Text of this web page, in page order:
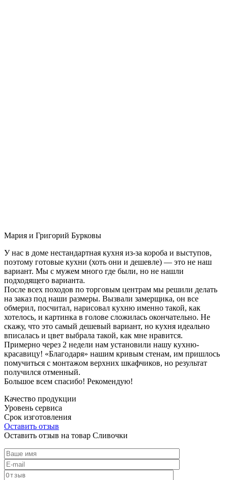
Мария и Григорий Бурковы
У нас в доме нестандартная кухня из-за короба и выступов,
поэтому готовые кухни (хоть они и дешевле) — это не наш
вариант. Мы с мужем много где были, но не нашли
подходящего варианта.
После всех походов по торговым центрам мы решили делать
на заказ под наши размеры. Вызвали замерщика, он все
обмерил, посчитал, нарисовал кухню именно такой, как
хотелось, и картинка в голове сложилась окончательно. Не
скажу, что это самый дешевый вариант, но кухня идеально
вписалась и цвет выбрала такой, как мне нравится.
Примерно через 2 недели нам установили нашу кухню-
красавицу! «Благодаря» нашим кривым стенам, им пришлось
помучиться с монтажом верхних шкафчиков, но результат
получился отменный.
Большое всем спасибо! Рекомендую!
Качество продукции
Уровень сервиса
Срок изготовления
Оставить отзыв
Оставить отзыв на товар Сливочки